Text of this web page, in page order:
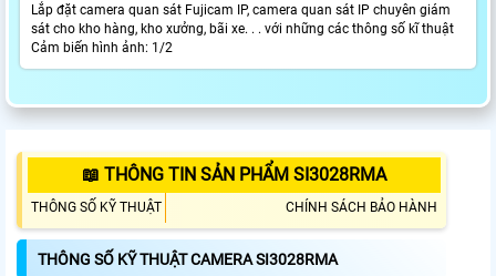
Lắp đặt camera quan sát Fujicam IP, camera quan sát IP chuyên giám
sát cho kho hàng, kho xưởng, bãi xe. . . với những các thông số kĩ thuật
Cảm biến hình ảnh: 1/2
📖 THÔNG TIN SẢN PHẨM SI3028RMA
THÔNG SỐ KỸ THUẬT CHÍNH SÁCH BẢO HÀNH
THÔNG SỐ KỸ THUẬT CAMERA SI3028RMA